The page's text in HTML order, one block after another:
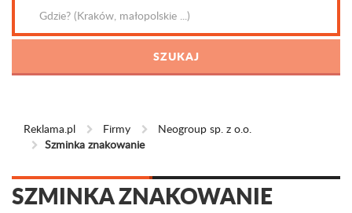
Reklama.pl Firmy
Neogroup sp. z o.o.
Szminka znakowanie
SZMINKA ZNAKOWANIE